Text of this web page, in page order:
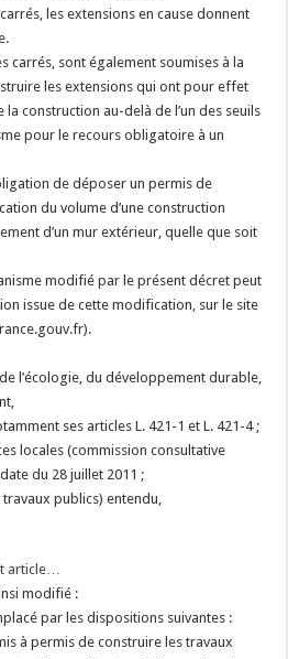
les extensions en cause donnent
carrés, sont également soumises à la
les extensions qui ont pour effet
construction au-delà de l’un des seuils
pour le recours obligatoire à un
de déposer un permis de
du volume d’une construction
d’un mur extérieur, quelle que soit
modifié par le présent décret peut
issue de cette modification, sur le site
l’écologie, du développement durable,
ses articles L. 421-1 et L. 421-4 ;
locales (commission consultative
du 28 juillet 2011 ;
travaux publics) entendu,
article…
modifié :
par les dispositions suivantes :
à permis de construire les travaux